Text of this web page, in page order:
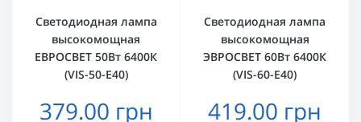
Светодиодная лампа
высокомощная
ЕВРОСВЕТ 50Вт 6400К
(VIS-50-E40)
379.00 грн
Светодиодная лампа
высокомощная
ЭВРОСВЕТ 60Вт 6400К
(VIS-60-E40)
419.00 грн